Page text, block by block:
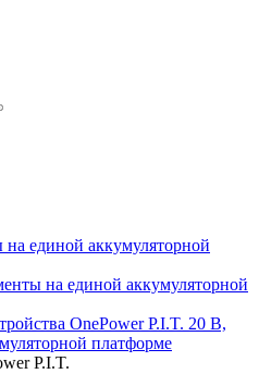
единой аккумуляторной
на единой аккумуляторной
OnePower P.I.T. 20 В,
платформе
P.I.T.